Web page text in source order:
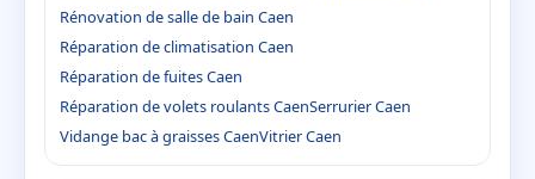
Rénovation de salle de bain Caen
Réparation de climatisation Caen
Réparation de fuites Caen
Réparation de volets roulants CaenSerrurier Caen
Vidange bac à graisses CaenVitrier Caen